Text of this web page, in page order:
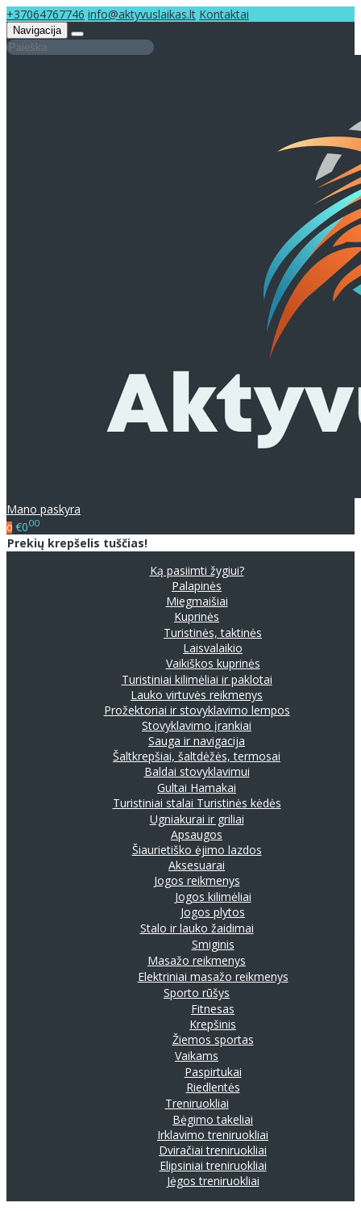
+37064767746 info@aktyvuslaikas.lt Kontaktai
Navigacija
Mano paskyra
0 €000
Prekių krepšelis tuščias!
Ką pasiimti žygiui?
Palapinės
Miegmaišiai
Kuprinės
Turistinės, taktinės
Laisvalaikio
Vaikiškos kuprinės
Turistiniai kilimėliai ir paklotai
Lauko virtuvės reikmenys
Prožektoriai ir stovyklavimo lempos
Stovyklavimo įrankiai
Sauga ir navigacija
Šaltkrepšiai, šaltdėžės, termosai
Baldai stovyklavimui
Gultai Hamakai
Turistiniai stalai Turistinės kėdės
Ugniakurai ir griliai
Apsaugos
Šiaurietiško ėjimo lazdos
Aksesuarai
Jogos reikmenys
Jogos kilimėliai
Jogos plytos
Stalo ir lauko žaidimai
Smiginis
Masažo reikmenys
Elektriniai masažo reikmenys
Sporto rūšys
Fitnesas
Krepšinis
Žiemos sportas
Vaikams
Paspirtukai
Riedlentės
Treniruokliai
Bėgimo takeliai
Irklavimo treniruokliai
Dviračiai treniruokliai
Elipsiniai treniruokliai
Jėgos treniruokliai